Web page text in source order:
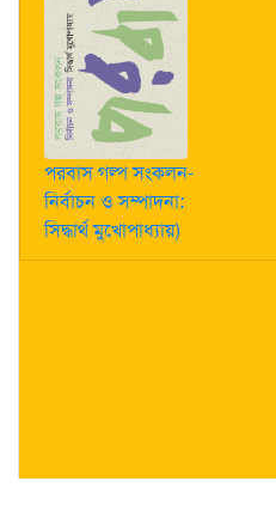
পরবাস গল্প সংকলন-
নির্বাচন ও সম্পাদনা:
সিদ্ধার্থ মুখোপাধ্যায়)